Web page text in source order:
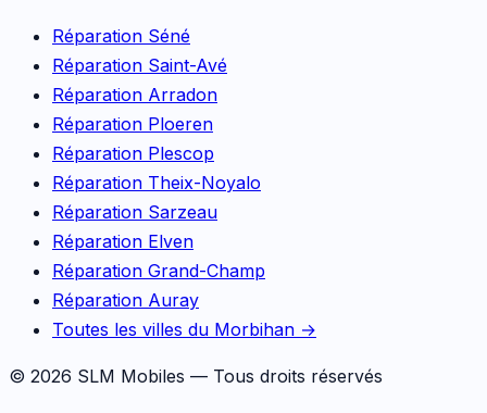
Réparation Séné
Réparation Saint-Avé
Réparation Arradon
Réparation Ploeren
Réparation Plescop
Réparation Theix-Noyalo
Réparation Sarzeau
Réparation Elven
Réparation Grand-Champ
Réparation Auray
Toutes les villes du Morbihan →
© 2026 SLM Mobiles — Tous droits réservés